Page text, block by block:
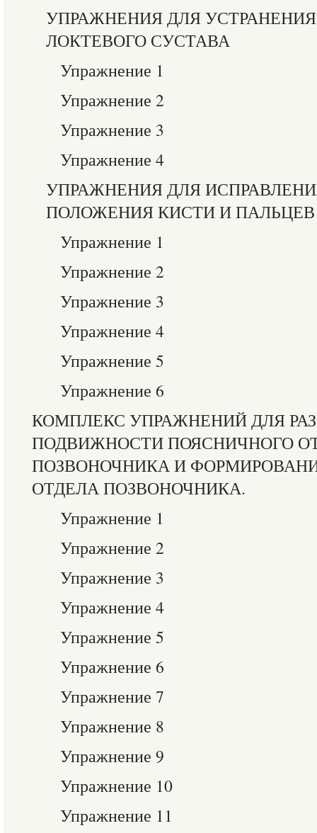
УПРАЖНЕНИЯ ДЛЯ
ЛОКТЕВОГО СУСТАВА
Упражнение 1
Упражнение 2
Упражнение 3
Упражнение 4
УПРАЖНЕНИЯ ДЛЯ
ПОЛОЖЕНИЯ КИСТИ И ПАЛЬЦЕВ
Упражнение 1
Упражнение 2
Упражнение 3
Упражнение 4
Упражнение 5
Упражнение 6
КОМПЛЕКС УПРАЖНЕНИЙ ДЛЯ
ПОДВИЖНОСТИ ПОЯСНИЧНОГО
ПОЗВОНОЧНИКА И
ОТДЕЛА ПОЗВОНОЧНИКА.
Упражнение 1
Упражнение 2
Упражнение 3
Упражнение 4
Упражнение 5
Упражнение 6
Упражнение 7
Упражнение 8
Упражнение 9
Упражнение 10
Упражнение 11